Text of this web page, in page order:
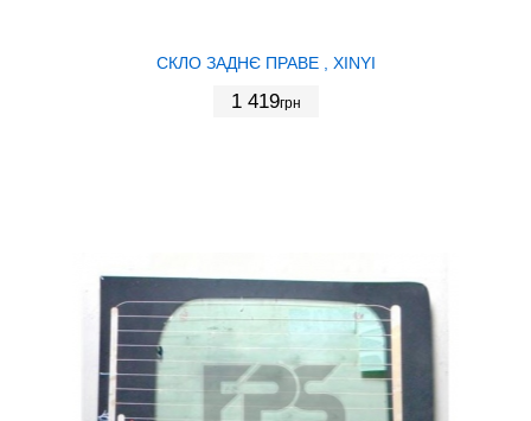
СКЛО ЗАДНЄ ПРАВЕ , XINYI
1 419грн